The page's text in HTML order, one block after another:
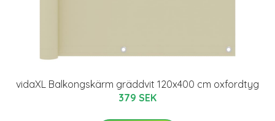
vidaXL Balkongskärm gräddvit 120x400 cm oxfordtyg
379 SEK